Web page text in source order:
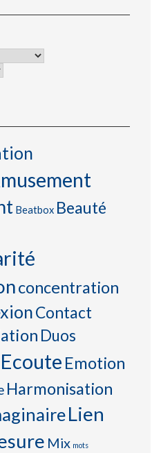
Beatbox Beauté
concentration
Contact
Duos
Ecoute Emotion
Harmonisation
Lien
Mix mots